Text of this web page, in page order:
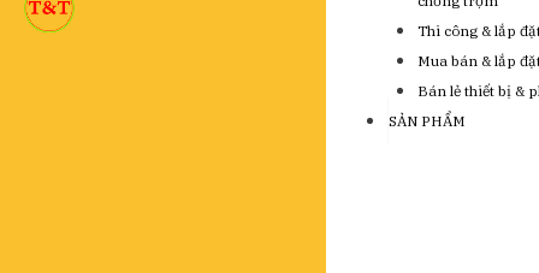
Thi công & lắp
Mua bán & lắp
Bán lẻ thiết bị &
SẢN PHẨM